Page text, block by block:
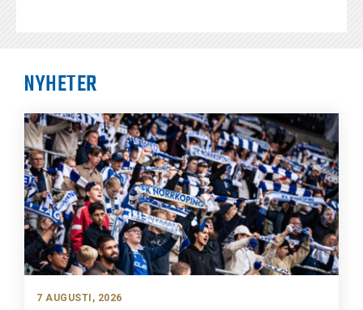
NYHETER
7 AUGUSTI, 2026